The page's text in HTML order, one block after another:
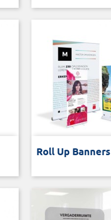
Roll Up Banners
Vrijstaande banner met
rolsysteem